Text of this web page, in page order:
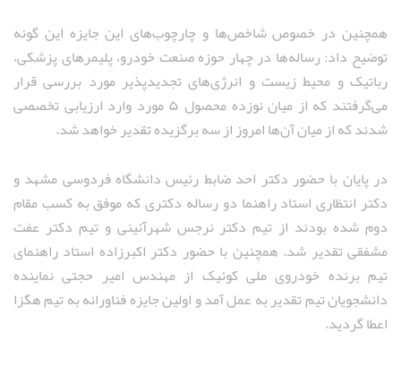
همچنین در خصوص شاخص‌ها و چارچوب‌های این جایزه این گونه
توضیح داد: رساله‌ها در چهار حوزه صنعت خودرو، پلیمرهای پزشکی،
رباتیک و محیط زیست و انرژی‌های تجدیدپذیر مورد بررسی قرار
می‌گرفتند که از میان نوزده محصول ۵ مورد وارد ارزیابی تخصصی
شدند که از میان‌ آن‌ها امروز از سه برگزیده تقدیر خواهد شد.
در پایان با حضور دکتر احد ضابط رئیس دانشگاه فردوسی مشهد و
دکتر انتظاری استاد راهنما دو رساله دکتری که موفق به کسب مقام
دوم شده بودند از تیم دکتر نرجس شهرآئینی و تیم دکتر عفت
مشفقی تقدیر شد. همچنین با حضور دکتر اکبرزاده استاد راهنمای
تیم برنده خودروی ملی کوئیک از مهندس امیر حجتی نماینده
دانشجویان تیم تقدیر به عمل آمد و اولین جایزه فناورانه به تیم هگزا
اعطا گردید.